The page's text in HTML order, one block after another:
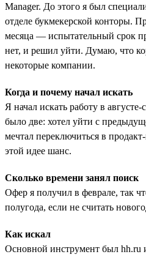
Manager. До этого я был
отделе букмекерской конторы.
месяца — испытательный срок
нет, и решил уйти. Думаю, что
некоторые компании.
Когда и почему начал искать
Я начал искать работу в
было две: хотел уйти с
мечтал переключиться в
этой идее шанс.
Сколько времени занял поиск
Офер я получил в феврале, так
полугода, если не считать
Как искал
Основной инструмент был hh.ru